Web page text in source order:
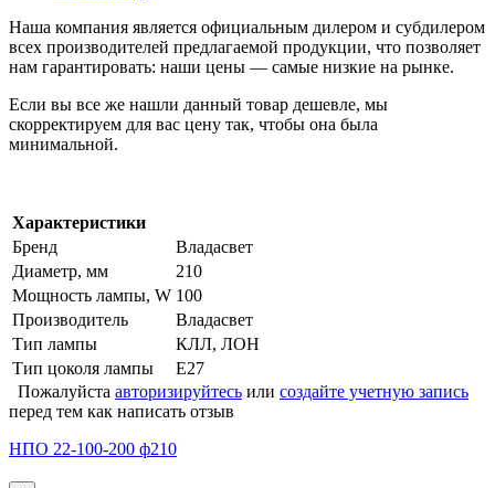
Наша компания является официальным дилером и субдилером
всех производителей предлагаемой продукции, что позволяет
нам гарантировать: наши цены — самые низкие на рынке.
Если вы все же нашли данный товар дешевле, мы
скорректируем для вас цену так, чтобы она была
минимальной.
Характеристики
Бренд
Владасвет
Диаметр, мм
210
Мощность лампы, W 100
Производитель
Владасвет
Тип лампы
КЛЛ, ЛОН
Тип цоколя лампы
Е27
Пожалуйста авторизируйтесь или создайте учетную запись
перед тем как написать отзыв
НПО 22-100-200 ф210